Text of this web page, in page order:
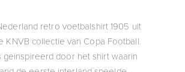
retro voetbalshirt 1905 uit
KNVB collectie van Copa Football.
geinspireerd door het shirt waarin